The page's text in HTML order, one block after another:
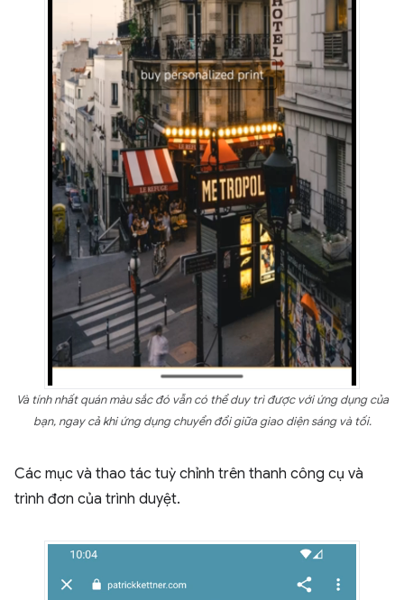
Và tính nhất quán màu sắc đó vẫn có thể duy trì được với ứng dụng của
bạn, ngay cả khi ứng dụng chuyển đổi giữa giao diện sáng và tối.
Các mục và thao tác tuỳ chỉnh trên thanh công cụ và
trình đơn của trình duyệt.